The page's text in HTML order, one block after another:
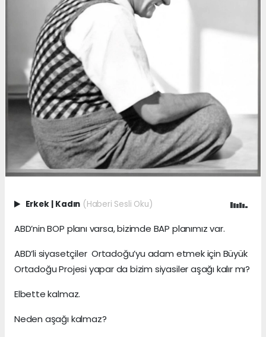
Erkek | Kadın (Haberi Sesli Oku)
ABD’nin BOP planı varsa, bizimde BAP planımız var.
ABD’li siyasetçiler Ortadoğu’yu adam etmek için Büyük
Ortadoğu Projesi yapar da bizim siyasiler aşağı kalır mı?
Elbette kalmaz.
Neden aşağı kalmaz?